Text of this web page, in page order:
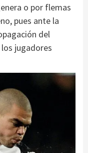
o por flemas
pues ante la
del
jugadores